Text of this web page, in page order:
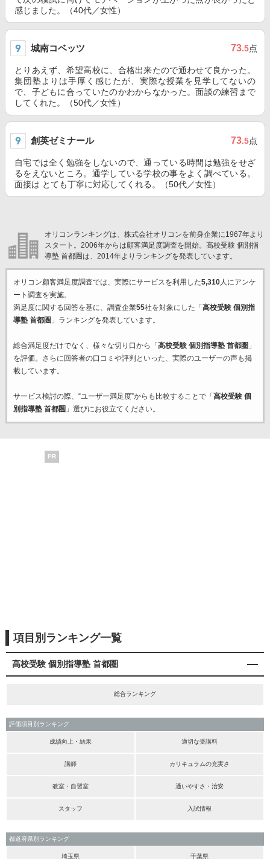
感じました。（40代／女性）
城南コベッツ 73.5点
とりあえず、希望高校に、合格出来たので通わせて良かった。
集団塾よりは手厚く感じたが、実際な授業を見学してないの
で、子どもに合っていたのかわからなかった。面談の練習まで
してくれた。（50代／女性）
創英ゼミナール 73.5点
自宅では全く勉強をしないので、通っている時間は勉強をせざ
るをえないところ。通学している学校の事をよく調べている。
面接は とても丁寧に対応してくれる。（50代／女性）
オリコンランキングは、株式会社オリコンを前身企業に1967年より
スタート。2006年からは顧客満足度調査を開始。高校受験 個別指
導塾 首都圏は、2014年よりランキングを発表しています。
オリコン顧客満足度調査では、実際にサービスを利用した5,310人にアンケ
ート調査を実施。
満足度に関する回答を基に、調査企業55社を対象にした「 高校受験 個別指
導塾 首都圏 」ランキングを発表しています。
総合満足度だけでなく、様々な切り口から「 高校受験 個別指導塾 首都圏 」
を評価。さらに回答者の口コミや評判といった、実際のユーザーの声も掲
載しています。
サービス検討の際、“ユーザー満足度”からも比較することで「 高校受験 個
別指導塾 首都圏 」選びにお役立てください。
PR
項目別ランキング一覧
高校受験 個別指導塾 首都圏
総合ランキング
評価項目別ランキング
成績向上・結果 適切な受講料
講師 カリキュラムの充実さ
教室・自習室 通いやすさ・治安
スタッフ 入試情報
都道府県別ランキング
埼玉県 千葉県